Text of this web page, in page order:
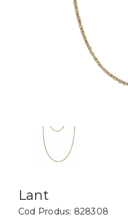
BIJUTERII COPII
Cercei
Bratari
Lant
Cod Produs: 828308